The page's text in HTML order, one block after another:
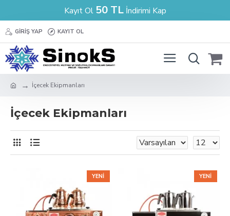
Kayıt Ol 50 TLİndirimi Kap
GIRIŞ YAP KAYIT OL
İçecek Ekipmanları
İçecek Ekipmanları
YENI YENI